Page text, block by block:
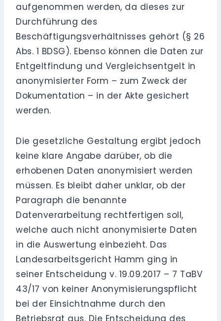
aufgenommen werden, da dieses zur
Durchführung des
Beschäftigungsverhältnisses gehört (§ 26
Abs. 1 BDSG). Ebenso können die Daten zur
Entgeltfindung und Vergleichsentgelt in
anonymisierter Form – zum Zweck der
Dokumentation – in der Akte gesichert
werden.
Die gesetzliche Gestaltung ergibt jedoch
keine klare Angabe darüber, ob die
erhobenen Daten anonymisiert werden
müssen. Es bleibt daher unklar, ob der
Paragraph die benannte
Datenverarbeitung rechtfertigen soll,
welche auch nicht anonymisierte Daten
in die Auswertung einbezieht. Das
Landesarbeitsgericht Hamm ging in
seiner Entscheidung v. 19.09.2017 – 7 TaBV
43/17 von keiner Anonymisierungspflicht
bei der Einsichtnahme durch den
Betriebsrat aus. Die Entscheidung des